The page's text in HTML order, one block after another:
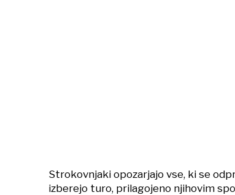
Strokovnjaki opozarjajo vse, ki se
izberejo turo, prilagojeno njihovim